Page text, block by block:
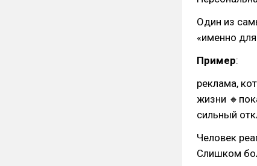
Один из
«именно
Пример:
реклама,
жизни
сильный
Человек
Слишком